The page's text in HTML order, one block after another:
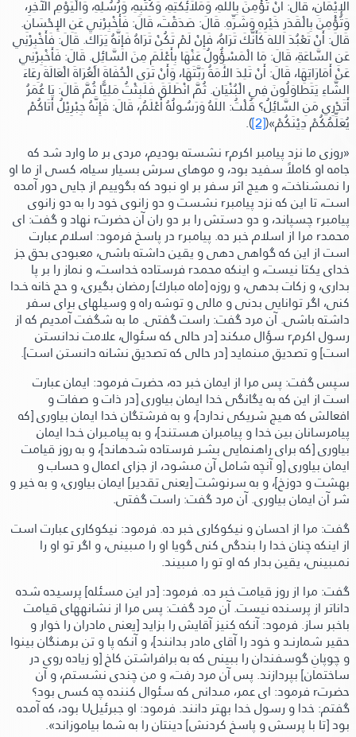
الإِيْمَانِ،قَالَ:أَنْ تُؤْمِنَ بِاللهِ، وَمَلاَئِكَتِهِ، وَكُتُبِهِ، وَرُسُلِهِ، وَالْيَوْمِ الآخِرِ،
وَتُؤْمِنَ بِالْقَدَرِ خَيْرِهِ وَشَرِّهِ.قَالَ:صَدَقْتَ،قَالَ:فَأَخْبِرْنِي عَنِ الإِحْسَانِ.
قَالَ:أَنْ تَعْبُدَ اللهَ كَأَنَّكَ تَرَاهُ، فَإِنْ لَمْ تَكُنْ تَرَاهُ فَإِنَّهُ يَرَاكَ.قَالَ:فَأَخْبِرْنِي
عَنِ السَّاعَةِ،قَالَ:مَا الْمَسْؤُولُ عَنْهَا بِأَعْلَمَ مِنَ السَّائِلِ.قَالَ:فَأَخْبِرْنِي
عَنْ أَمَارَاتِهَا،قَالَ:أَنْ تَلِدَ الأَمَةُ رَبَّتَهَا، وَأَنْ تَرَى الْحُفَاةَ الْعُرَاةَ الْعَالَةَ رِعَاءَ
الشَّاءِ يَتَطَاوَلُونَ فِي الْبُنْيَانِ.ثُمَّ انْطَلَقَ فَلَبِثْتُ مَلِيًّا ثُمَّ قَالَ:يَا عُمَرُ
أَتَدْرِي مَنِ السَّائِلُ؟قُلْتُ:اللهُ وَرَسُولُهُ أَعْلَمُ،قَالَ:فَإِنَّهُ جِبْرِيْلُ أَتَاكُمْ
يُعَلِّمُكُمْ دِيْنَكُمْ»([2]
).
«روزى ما نزد پيامبر اكرمr نشسته بوديم، مردى بر ما وارد شد كه
جامه او کاملاً سفيد بود، و موهاى سرش بسيار سياه، كسى از ما او
را نمىشناخت، و هيچ اثر سفر بر او نبود كه بگوييم از جايی دور آمده
است، تا اين كه نزد پيامبرr نشست و دو زانوى خود را به دو زانوى
پيامبرr چسپاند، و دو دستش را بر دو ران آن حضرتr نهاد و گفت: اى
محمدr مرا از اسلام خبر ده. پيامبرr در پاسخ فرمود: اسلام عبارت
است از اين كه گواهى دهى و يقين داشته باشى، معبودى بحق جز
خداى يكتا نيست، و اینكه محمدr فرستاده خداست، و نماز را بر پا
بدارى، و زكات بدهى، و روزه[ماه مبارك]رمضان بگيرى، و حج خانه خـدا
كنى، اگر توانايی بدنى و مالى و توشه راه و وسيلهاى براى سفر
داشته باشى.آن مرد گفت:راست گفتى. ما به شگفت آمديم كه از
رسول اكرمr سؤال مىكند [در حالى كه سئوال، علامت ندانستن
است]و تصديق مىنمايد[در حالى كه تصديق نشانه دانستن است].
سپس گفت: پس مرا از ايمان خبر ده،حضرت فرمود:ايمان عبارت
است از اين كه به يگانگى خدا ايمان بياورى[در ذات و صفات و
افعالش كه هيچ شريكى ندارد]، و به فرشتگان خدا ايمان بياورى[كه
پيامرسانان بین خدا و پيامبران هستند]، و به پيامـبران خـدا ايمان
بياورى[كه براى راهنمايى بشـر فرستاده شدهاند]، و به روز قيامت
ايمان بياورى[و آنچه شامل آن مىشود، از جزاى اعمال و حساب و
بهشت و دوزخ]، و به سرنوشت[يعنى تقدير]ايمان بياورى، و به خير و
شر آن ايمان بياورى.آن مرد گفت:راست گفتى.
گفت: مرا از احسان و نيكوكارى خبر ده.فرمود:نيكوكاری عبارت است
از اينكه چنان خدا را بندگى كنى گويا او را مىبينى، و اگر تو او را
نمىبينى، يقين بدار كه او تو را مىبيند.
گفت: مرا از روز قيامت خبر ده.فرمود: [در اين مسئله]پرسيده شده
داناتر از پرسنده نيست.آن مرد گفت:پس مرا از نشانههاى قيامت
باخبر ساز.فرمود:آنكه كنيز آقايش را بزايد[يعنى مادران را خوار و
حقير شمارنـد و خود را آقاى مادر بدانند]، و آنكه پا و تن برهنگان بينوا
و چوپانِ گوسفندان را ببينى كه به برافراشتن كاخ[و زياده روى در
ساختمان]بپردازند. پس آن مرد رفت، و من چندى نشستم،و آن
حضرتr فرمود: اى عمر، مىدانى كه سئوال كننده چه كسى بود؟
گفتم:خدا و رسول خدا بهتر دانند.فرمود: او جبرئيلU بود، كه آمده
بود[تا با پرسش و پاسخ كردنش]دينتان را به شما بياموزاند».